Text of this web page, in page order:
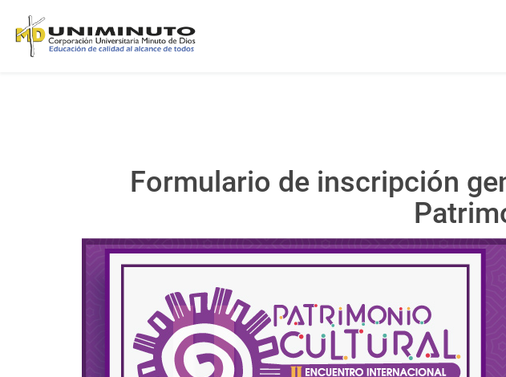
Formulario de inscripción